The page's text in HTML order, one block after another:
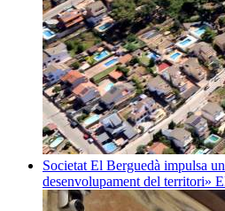
Societat El Berguedà impulsa
desenvolupament del territori»